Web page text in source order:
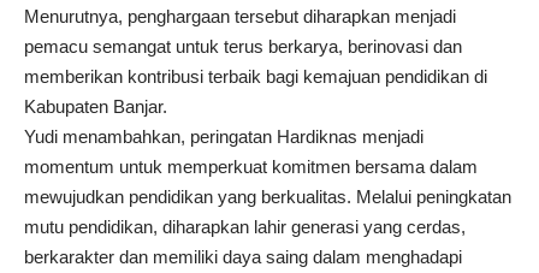
Menurutnya, penghargaan tersebut diharapkan menjadi
pemacu semangat untuk terus berkarya, berinovasi dan
memberikan kontribusi terbaik bagi kemajuan pendidikan di
Kabupaten Banjar.
Yudi menambahkan, peringatan Hardiknas menjadi
momentum untuk memperkuat komitmen bersama dalam
mewujudkan pendidikan yang berkualitas. Melalui peningkatan
mutu pendidikan, diharapkan lahir generasi yang cerdas,
berkarakter dan memiliki daya saing dalam menghadapi